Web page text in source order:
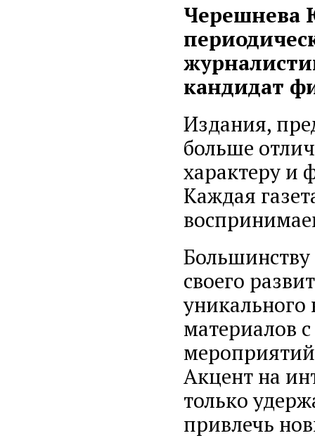
Черешнева
кандидат
Издания,
больше
характеру и
Каждая
Большинству
своего
уникального
материалов
Акцент на
только
привлечь